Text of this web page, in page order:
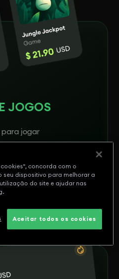
JOGOS
jogar
concorda com o
seu dispositivo para melhorar a
do site e ajudar nas
Aceitar todos os cookies